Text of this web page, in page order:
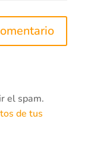
el spam.
de tus